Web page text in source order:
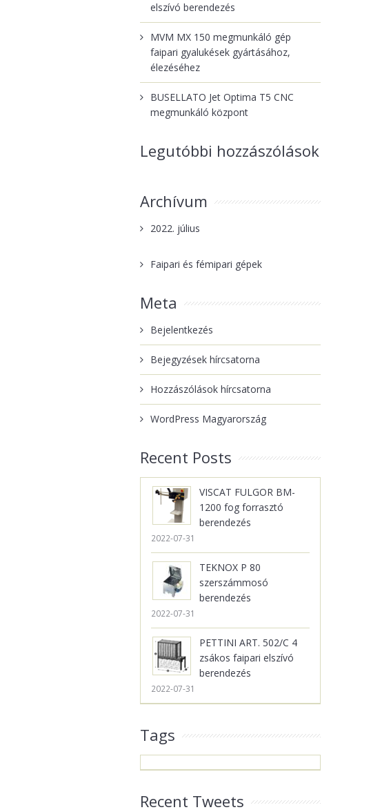
elszívó berendezés
MVM MX 150 megmunkáló gép
faipari gyalukések gyártásához,
élezéséhez
BUSELLATO Jet Optima T5 CNC
megmunkáló központ
Legutóbbi hozzászólások
Archívum
2022. július
Faipari és fémipari gépek
Meta
Bejelentkezés
Bejegyzések hírcsatorna
Hozzászólások hírcsatorna
WordPress Magyarország
Recent Posts
VISCAT FULGOR BM-
1200 fog forrasztó
berendezés
2022-07-31
TEKNOX P 80
szerszámmosó
berendezés
2022-07-31
PETTINI ART. 502/C 4
zsákos faipari elszívó
berendezés
2022-07-31
Tags
Recent Tweets